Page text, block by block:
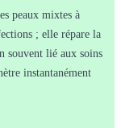
peaux mixtes à
; elle répare la
souvent lié aux soins
instantanément